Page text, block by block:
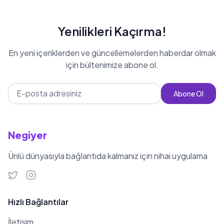
Kahya, 25 yaşında ve Balık burcudur.
Doğum günü ise Pazartesi gününe
denk gelmektedir. Güzelliği ve
yeteneği ile dikkat çeken Ceylin,
genç yaşına rağmen sektörde
kendine sağlam bir yer edinmiştir.
Yenilikleri Kaçırma!
En yeni içeriklerden ve güncellemelerden haberdar olmak
için bültenimize abone ol.
Abone Ol
Negiyer
Ünlü dünyasıyla bağlantıda kalmanız için nihai uygulama
Hızlı Bağlantılar
İletişim